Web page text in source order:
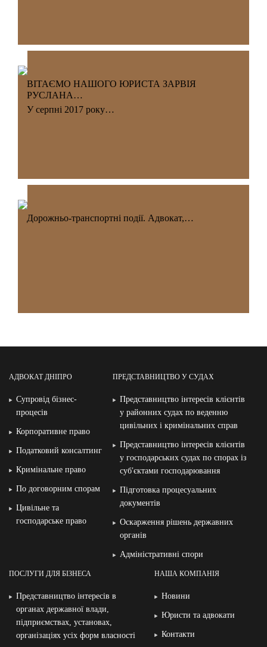
ВІТАЄМО НАШОГО ЮРИСТА ЗАРВІЯ
РУСЛАНА…
У серпні 2017 року…
Дорожньо-транспортні події. Адвокат,…
АДВОКАТ ДНІПРО
Супровід бізнес-
процесів
Корпоративне право
Податковий консалтинг
Кримінальне право
По договорним спорам
Цивільне та
господарське право
ПРЕДСТАВНИЦТВО У СУДАХ
Представництво інтересів клієнтів
у районних судах по веденню
цивільних і кримінальних справ
Представництво інтересів клієнтів
у господарських судах по спорах із
суб′єктами господарювання
Підготовка процесуальних
документів
Оскарження рішень державних
органів
Адміністративні спори
ПОСЛУГИ ДЛЯ БІЗНЕСА
Представництво інтересів в
органах державної влади,
підприємствах, установах,
організаціях усіх форм власності
НАША КОМПАНІЯ
Новини
Юристи та адвокати
Контакти